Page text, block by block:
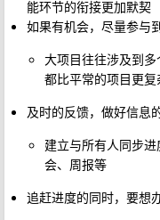
能环节的衔接更加默契
如果有机会，尽量参与
大项目往往涉及到
都比平常的项目更
及时的反馈，做好信息
建立与所有人同步
会、周报等
追赶进度的同时，要想